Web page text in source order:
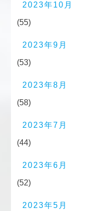
2023年10月
(55)
2023年9月
(53)
2023年8月
(58)
2023年7月
(44)
2023年6月
(52)
2023年5月